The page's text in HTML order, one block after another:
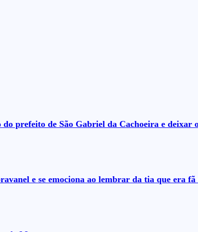
prefeito de São Gabriel da Cachoeira e deixar
e se emociona ao lembrar da tia que era fã